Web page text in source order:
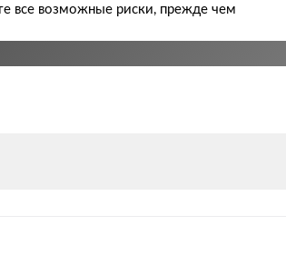
все возможные риски, прежде чем